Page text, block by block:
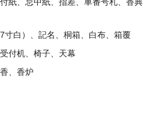
紙、忌中紙、指差、車番号札、香典
寸白）、記名、桐箱、白布、箱覆
付机、椅子、天幕
、香炉